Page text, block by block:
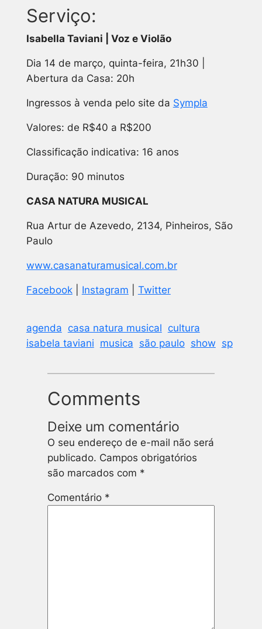
Serviço:
Isabella Taviani | Voz e Violão
Dia 14 de março, quinta-feira, 21h30 |
Abertura da Casa: 20h
Ingressos à venda pelo site da Sympla
Valores: de R$40 a R$200
Classificação indicativa: 16 anos
Duração: 90 minutos
CASA NATURA MUSICAL
Rua Artur de Azevedo, 2134, Pinheiros, São
Paulo
www.casanaturamusical.com.br
Facebook| Instagram Twitter
agenda casa natura musical cultura
isabela taviani musica são paulo show sp
Comments
Deixe um comentário
O seu endereço de e-mail não será
publicado. Campos obrigatórios
são marcados com *
Comentário *